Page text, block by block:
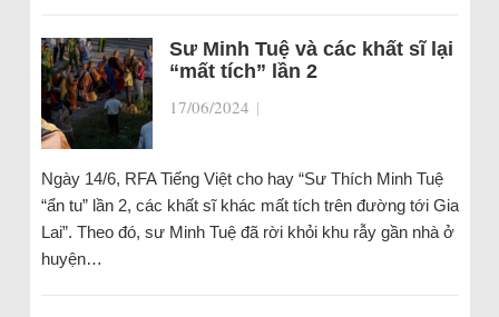
Sư Minh Tuệ và các khất sĩ lại
“mất tích” lần 2
17/06/2024 |
Ngày 14/6, RFA Tiếng Việt cho hay “Sư Thích Minh Tuệ
“ẩn tu” lần 2, các khất sĩ khác mất tích trên đường tới Gia
Lai”. Theo đó, sư Minh Tuệ đã rời khỏi khu rẫy gần nhà ở
huyện…